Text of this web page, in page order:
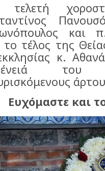
τελετή
και
τέλος της
κ.
του
Ευχόμαστε και